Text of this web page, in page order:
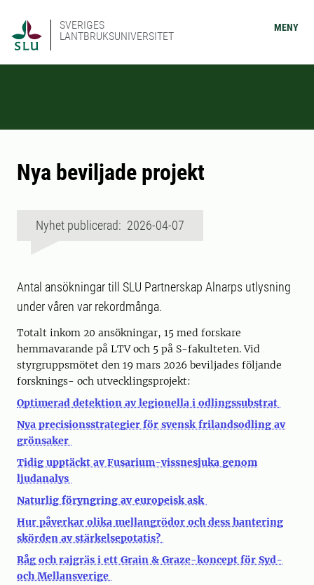
SVERIGES
LANTBRUKSUNIVERSITET
MENY
Nya beviljade projekt
Nyhet publicerad: 2026-04-07
Antal ansökningar till SLU Partnerskap Alnarps utlysning
under våren var rekordmånga.
Totalt inkom 20 ansökningar, 15 med forskare
hemmavarande på LTV och 5 på S-fakulteten. Vid
styrgruppsmötet den 19 mars 2026 beviljades följande
forsknings- och utvecklingsprojekt:
Optimerad detektion av legionella i odlingssubstrat
Nya precisionsstrategier för svensk frilandsodling av
grönsaker
Tidig upptäckt av Fusarium-vissnesjuka genom
ljudanalys
Naturlig föryngring av europeisk ask
Hur påverkar olika mellangrödor och dess hantering
skörden av stärkelsepotatis?
Råg och rajgräs i ett Grain & Graze-koncept för Syd-
och Mellansverige